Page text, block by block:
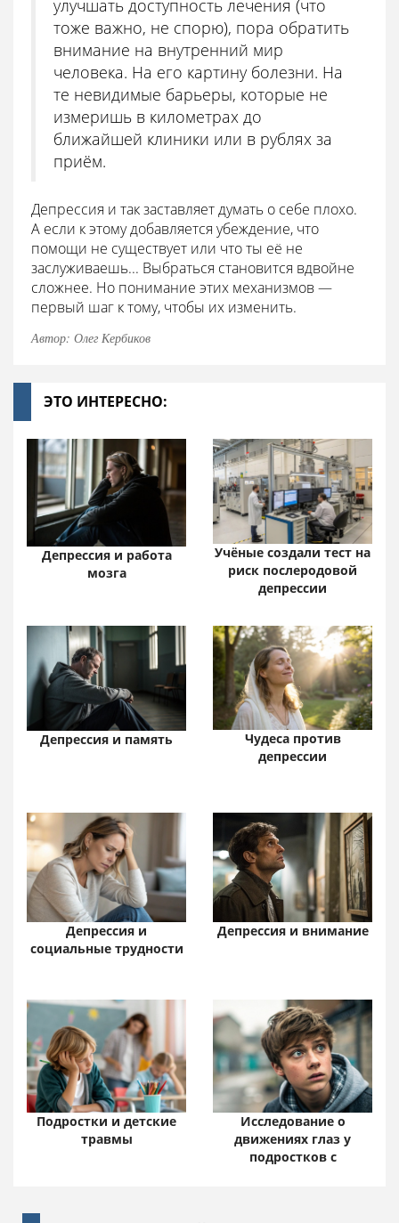
улучшать доступность лечения (что
тоже важно, не спорю), пора обратить
внимание на внутренний мир
человека. На его картину болезни. На
те невидимые барьеры, которые не
измеришь в километрах до
ближайшей клиники или в рублях за
приём.
Депрессия и так заставляет думать о себе плохо.
А если к этому добавляется убеждение, что
помощи не существует или что ты её не
заслуживаешь... Выбраться становится вдвойне
сложнее. Но понимание этих механизмов —
первый шаг к тому, чтобы их изменить.
Автор: Олег Кербиков
ЭТО ИНТЕРЕСНО:
Депрессия и работа
мозга
Учёные создали тест на
риск послеродовой
депрессии
Депрессия и память
Чудеса против
депрессии
Депрессия и
социальные трудности
Депрессия и внимание
Подростки и детские
травмы
Исследование о
движениях глаз у
подростков с